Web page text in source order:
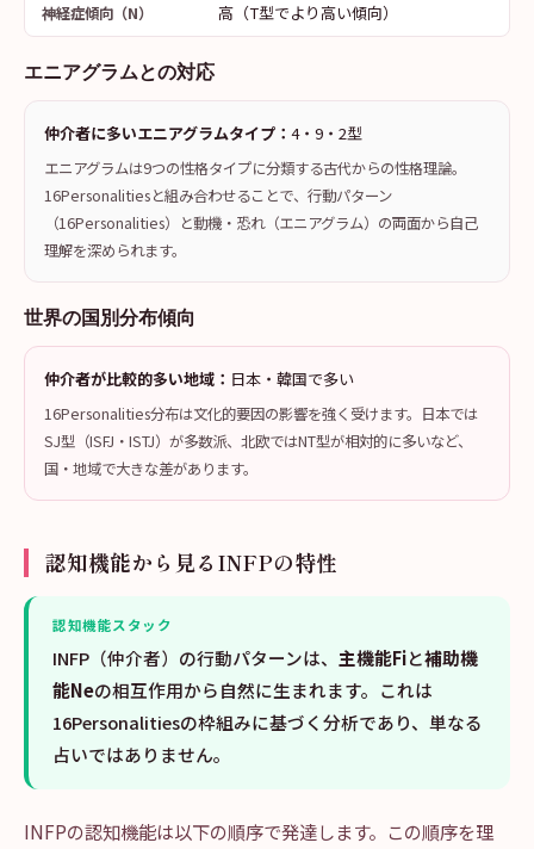
神経症傾向（N） 高（T型でより高い傾向）
エニアグラムとの対応
仲介者に多いエニアグラムタイプ： 4・9・2型
エニアグラムは9つの性格タイプに分類する古代からの性格理論。
16Personalitiesと組み合わせることで、行動パターン
（16Personalities）と動機・恐れ（エニアグラム）の両面から自己
理解を深められます。
世界の国別分布傾向
仲介者が比較的多い地域： 日本・韓国で多い
16Personalities分布は文化的要因の影響を強く受けます。日本では
SJ型（ISFJ・ISTJ）が多数派、北欧ではNT型が相対的に多いなど、
国・地域で大きな差があります。
認知機能から見るINFPの特性
認知機能スタック
INFP（仲介者）の行動パターンは、 主機能Fiと補助機
能Neの相互作用から自然に生まれます。これは
16Personalitiesの枠組みに基づく分析であり、単なる
占いではありません。
INFPの認知機能は以下の順序で発達します。この順序を理